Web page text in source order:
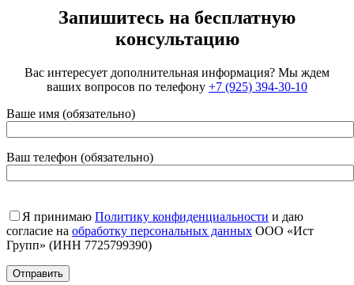
Запишитесь на бесплатную
консультацию
Вас интересует дополнительная информация? Мы ждем
ваших вопросов по телефону +7 (925) 394-30-10
Ваше имя (обязательно)
Ваш телефон (обязательно)
Я принимаю Политику конфиденциальности и даю
согласие на обработку персональных данных ООО «Ист
Групп» (ИНН 7725799390)